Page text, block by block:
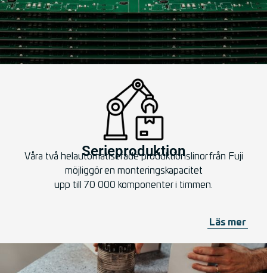
Serieproduktion
Våra två helautomatiserade produktionslinor från Fuji
möjliggör en monteringskapacitet
upp till 70 000 komponenter i timmen.
Läs mer